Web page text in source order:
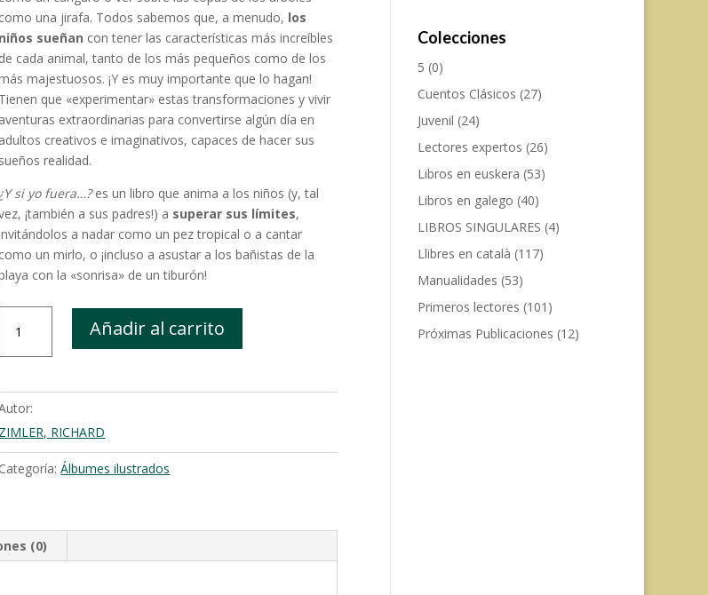
como una jirafa. Todos sabemos que, a menudo, los
niños sueñan con tener las características más increíbles
de cada animal, tanto de los más pequeños como de los
majestuosos. ¡Y es muy importante que lo hagan!
Tienen que «experimentar» estas transformaciones y vivir
aventuras extraordinarias para convertirse algún día en
adultos creativos e imaginativos, capaces de hacer sus
sueños realidad.
si yo fuera…?es un libro que anima a los niños (y, tal
¡también a sus padres!) a superar sus límites,
a nadar como un pez tropical o a cantar
como un mirlo, o ¡incluso a asustar a los bañistas de la
con la «sonrisa» de un tiburón!
Añadir al carrito
ZIMLER, RICHARD
Categoría:Álbumes ilustrados
(0)
Colecciones
5 (0)
Cuentos Clásicos (27)
Juvenil (24)
Lectores expertos (26)
Libros en euskera (53)
Libros en galego (40)
LIBROS SINGULARES (4)
Llibres en català (117)
Manualidades (53)
Primeros lectores (101)
Próximas Publicaciones (12)